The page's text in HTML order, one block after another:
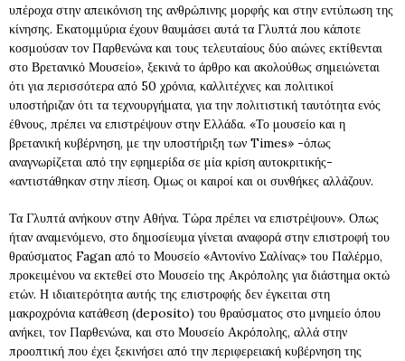
υπέροχα στην απεικόνιση της ανθρώπινης μορφής και στην εντύπωση της
κίνησης. Εκατομμύρια έχουν θαυμάσει αυτά τα Γλυπτά που κάποτε
κοσμούσαν τον Παρθενώνα και τους τελευταίους δύο αιώνες εκτίθενται
στο Βρετανικό Μουσείο», ξεκινά το άρθρο και ακολούθως σημειώνεται
ότι για περισσότερα από 50 χρόνια, καλλιτέχνες και πολιτικοί
υποστήριζαν ότι τα τεχνουργήματα, για την πολιτιστική ταυτότητα ενός
έθνους, πρέπει να επιστρέψουν στην Ελλάδα. «Το μουσείο και η
βρετανική κυβέρνηση, με την υποστήριξη των Times» -όπως
αναγνωρίζεται από την εφημερίδα σε μία κρίση αυτοκριτικής-
«αντιστάθηκαν στην πίεση. Ομως οι καιροί και οι συνθήκες αλλάζουν.
Τα Γλυπτά ανήκουν στην Αθήνα. Τώρα πρέπει να επιστρέψουν». Οπως
ήταν αναμενόμενο, στο δημοσίευμα γίνεται αναφορά στην επιστροφή του
θραύσματος Fagan από το Μουσείο «Αντονίνο Σαλίνας» του Παλέρμο,
προκειμένου να εκτεθεί στο Μουσείο της Ακρόπολης για διάστημα οκτώ
ετών. Η ιδιαιτερότητα αυτής της επιστροφής δεν έγκειται στη
μακροχρόνια κατάθεση (deposito) του θραύσματος στο μνημείο όπου
ανήκει, τον Παρθενώνα, και στο Μουσείο Ακρόπολης, αλλά στην
προοπτική που έχει ξεκινήσει από την περιφερειακή κυβέρνηση της